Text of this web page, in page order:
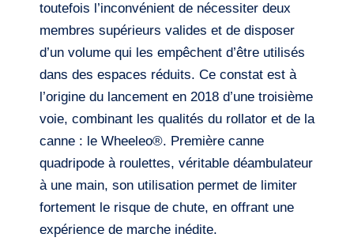
toutefois l’inconvénient de nécessiter deux
membres supérieurs valides et de disposer
d’un volume qui les empêchent d’être utilisés
dans des espaces réduits. Ce constat est à
l’origine du lancement en 2018 d’une troisième
voie, combinant les qualités du rollator et de la
canne : le Wheeleo®. Première canne
quadripode à roulettes, véritable déambulateur
à une main, son utilisation permet de limiter
fortement le risque de chute, en offrant une
expérience de marche inédite.